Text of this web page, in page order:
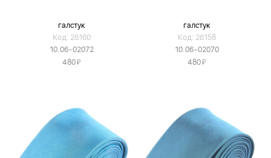
галстук
Код: 26160
10.06-02072
480Я
галстук
Код: 26158
10.06-02070
480Я